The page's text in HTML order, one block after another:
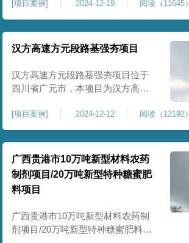
套设置，本次对主要对项目生产车
间区域进行强夯施工，面积约为
20000平方米，要求经强夯后地基承
载力不低于140Kpa。康尚强夯公司
场，设备型号为ZRYG3500C，施工
作业人员按照设计严格施工。
[项目案例] 2024-12-19 阅读（11645）
汉方高速方元段路基强夯项目
汉方高速方元段路基强夯项目位于
四川省广元市，本项目为汉方高速
240000平方米，施工周期长，待路
基回填达到设计标高后，强夯施工
一次。我司于土方单位交叉作业。
康尚强夯公司于2024年10月20日安
排设备人员进场，按照图纸设计施
工。
[项目案例] 2024-12-12 阅读（12192）
广西贵港市10万吨新型材料农药
制剂项目/20万吨新型特种糖蜜肥
料项目
广西贵港市10万吨新型材料农药制
剂项目/20万吨新型特种糖蜜肥料项